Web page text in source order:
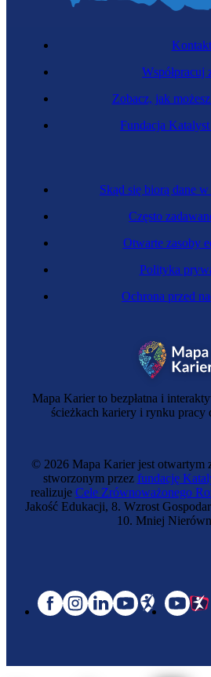
Mapa Karier to bezpłatna i
ścieżkach kariery i rynku pracy
Skąd się biorą dane
Często
Otwarte zasoby
Polityka
Ochrona przed
Kontakt
Współpracuj
Zobacz, jak
Fundacja
© 2026 Mapa Karier jest otwartym
stworzonym przez fundację
realizuje Cele Zrównoważonego
Jakość Edukacji, 8. Wzrost
10. Mniej